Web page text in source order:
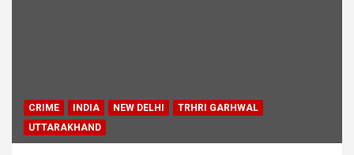
CRIME INDIA NEW DELHI
TRHRI GARHWAL
UTTARAKHAND